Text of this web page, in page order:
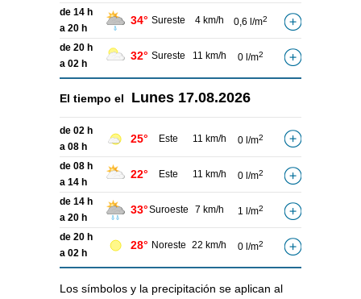
de 14 h
a 20 h
34° Sureste 4 km/h 0,6 l/m2
de 20 h
a 02 h
32° Sureste 11 km/h 0 l/m2
El tiempo el Lunes 17.08.2026
de 02 h
a 08 h
25° Este 11 km/h 0 l/m2
de 08 h
a 14 h
22° Este 11 km/h 0 l/m2
de 14 h
a 20 h
33°Suroeste 7 km/h 1 l/m2
de 20 h
a 02 h
28° Noreste 22 km/h 0 l/m2
Los símbolos y la precipitación se aplican al